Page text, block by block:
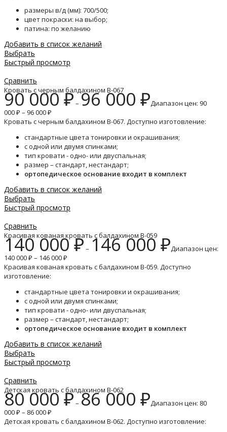
размеры в/д (мм): 700/500;
цвет покраски: на выбор;
патина: по желанию
Добавить в список желаний
Выбрать
Быстрый просмотр
Сравнить
Кровать с черным балдахином B-067
90 000₽– 96 000 ₽Диапазон цен: 90
000 ₽ – 96 000 ₽
Кровать с черным балдахином B-067. Доступно изготовление:
стандартные цвета тонировки и окрашивания;
с одной или двумя спинками;
тип кровати - одно- или двуспальная;
размер – стандарт, нестандарт;
ортопедическое основание входит в комплект
Добавить в список желаний
Выбрать
Быстрый просмотр
Сравнить
Красивая кованая кровать с балдахином B-059
140 000₽– 146 000₽Диапазон цен:
140 000 ₽ – 146 000 ₽
Красивая кованая кровать с балдахином B-059. Доступно
изготовление:
стандартные цвета тонировки и окрашивания;
с одной или двумя спинками;
тип кровати - одно- или двуспальная;
размер – стандарт, нестандарт;
ортопедическое основание входит в комплект
Добавить в список желаний
Выбрать
Быстрый просмотр
Сравнить
Детская кровать с балдахином B-062
80 000₽– 86 000 ₽Диапазон цен: 80
000 ₽ – 86 000 ₽
Детская кровать с балдахином B-062. Доступно изготовление: